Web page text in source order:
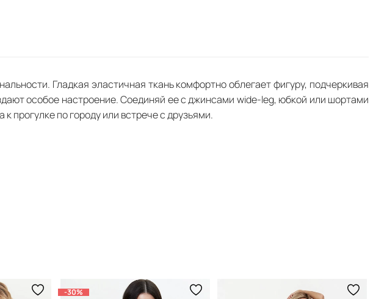
Гладкая эластичная ткань комфортно облегает фигуру, подчеркивая
особое настроение. Соединяй ее с джинсами wide-leg, юбкой или шортами
прогулке по городу или встрече с друзьями.
-30%